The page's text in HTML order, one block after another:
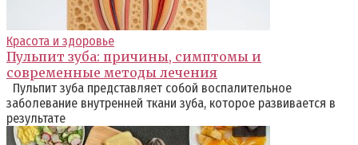
Красота и здоровье
Пульпит зуба: причины, симптомы и
современные методы лечения
Пульпит зуба представляет собой воспалительное
заболевание внутренней ткани зуба, которое развивается в
результате